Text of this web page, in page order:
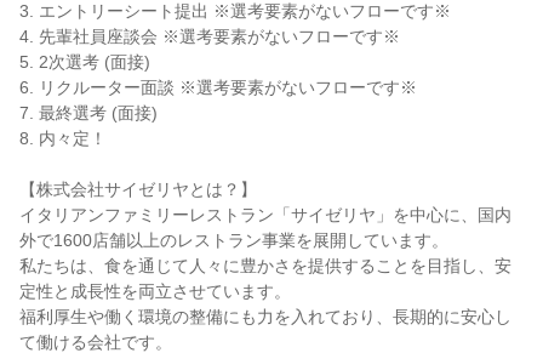
3. エントリーシート提出 ※選考要素がないフローです※
4. 先輩社員座談会 ※選考要素がないフローです※
5. 2次選考 (面接)
6. リクルーター面談 ※選考要素がないフローです※
7. 最終選考 (面接)
8. 内々定！
【株式会社サイゼリヤとは？】
イタリアンファミリーレストラン「サイゼリヤ」を中心に、国内
外で1600店舗以上のレストラン事業を展開しています。
私たちは、食を通じて人々に豊かさを提供することを目指し、安
定性と成長性を両立させています。
福利厚生や働く環境の整備にも力を入れており、長期的に安心し
て働ける会社です。